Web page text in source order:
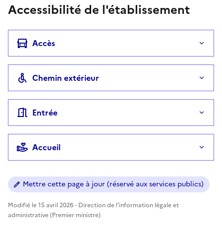
Accessibilité de l'établissement
Accès
Chemin extérieur
Entrée
Accueil
Mettre cette page à jour (réservé aux services publics)
Modifié le 15 avril 2026 - Direction de l'information légale et
administrative (Premier ministre)